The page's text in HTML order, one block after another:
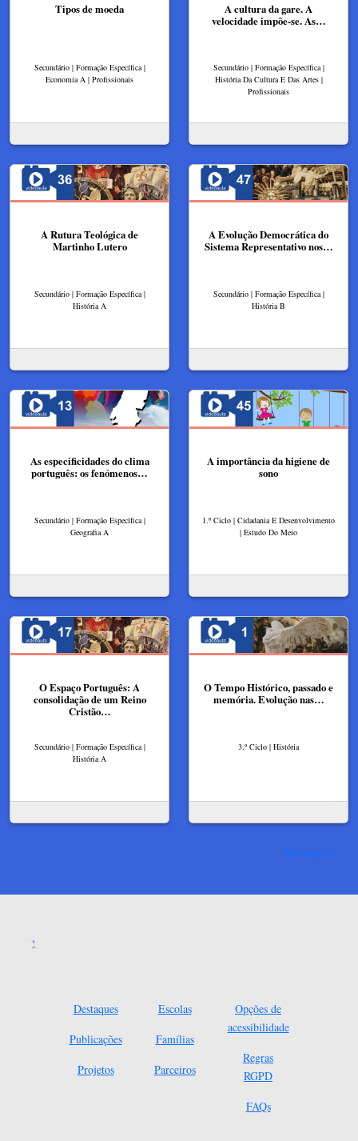
Tipos de moeda
Secundário | Formação Específica |
Economia A | Profissionais
A cultura da gare. A
velocidade impõe-se​. As…
Secundário | Formação Específica |
História Da Cultura E Das Artes |
Profissionais
A Rutura Teológica de
Martinho Lutero
Secundário | Formação Específica |
História A
A Evolução Democrática do
Sistema Representativo nos…
Secundário | Formação Específica |
História B
As especificidades do clima
português: os fenómenos…
Secundário | Formação Específica |
Geografia A
A importância da higiene de
sono
1.º Ciclo | Cidadania E Desenvolvimento
| Estudo Do Meio
O Espaço Português: A
consolidação de um Reino
Cristão…
Secundário | Formação Específica |
História A
O Tempo Histórico, passado e
memória. Evolução nas…
3.º Ciclo | História
Ver mais
Destaques
Publicações
Projetos
Escolas
Famílias
Parceiros
Opções de
acessibilidade
Regras
RGPD
FAQs